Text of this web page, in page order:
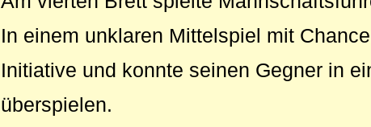
In einem unklaren Mittelspiel mit
Initiative und konnte seinen Gegner in
überspielen.